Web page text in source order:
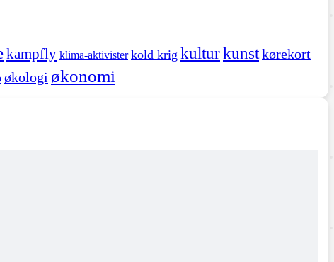
kampfly klima-aktivister kold krig kulturkunstkørekort
økologi økonomi